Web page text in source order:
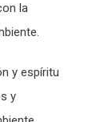
la
y espíritu
y